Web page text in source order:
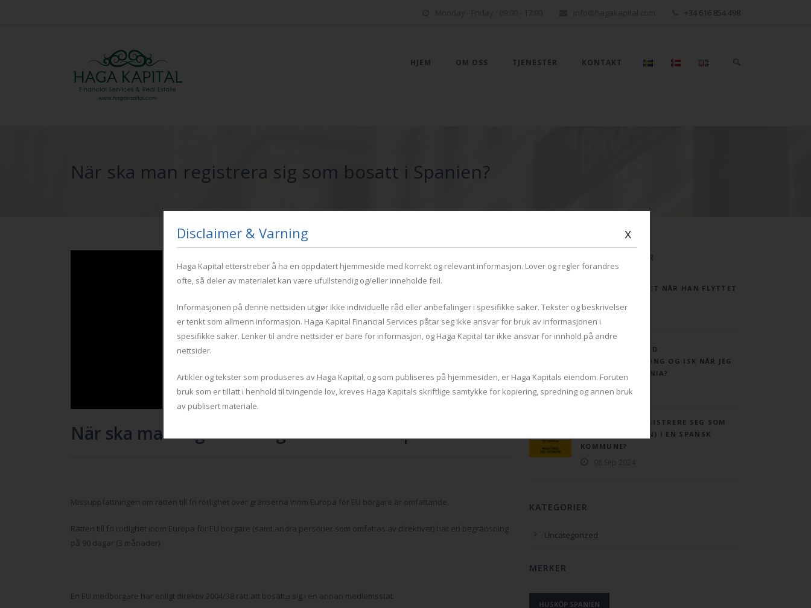
Disclaimer & Varning x
Haga Kapital etterstreber å ha en oppdatert hjemmeside med korrekt og relevant informasjon. Lover og regler forandres
ofte, så deler av materialet kan være ufullstendig og/eller inneholde feil.
Informasjonen på denne nettsiden utgjør ikke individuelle råd eller anbefalinger i spesifikke saker. Tekster og beskrivelser
er tenkt som allmenn informasjon. Haga Kapital Financial Services påtar seg ikke ansvar for bruk av informasjonen i
spesifikke saker. Lenker til andre nettsider er bare for informasjon, og Haga Kapital tar ikke ansvar for innhold på andre
nettsider.
Artikler og tekster som produseres av Haga Kapital, og som publiseres på hjemmesiden, er Haga Kapitals eiendom. Foruten
bruk som er tillatt i henhold til tvingende lov, kreves Haga Kapitals skriftlige samtykke for kopiering, spredning og annen bruk
av publisert materiale.
+34 616 854 498
HJEM OM OSS TJENESTER KONTAKT
När ska man registrera sig som bosatt i Spanien?
När ska man registrera sig som bosatt i Spanien?
Missuppfattningen om rätten till fri rörlighet över gränserna inom Europa för EU borgare är omfattande.
Rätten till fri rörlighet inom Europa för EU borgare (samt andra personer som omfattas av direktivet) har en begränsning
på 90 dagar (3 månader).
En EU medborgare har enligt direktiv 2004/38 rätt att bosätta sig i en annan medlemsstat.
POPULÆRE PUBLIKASJONER
BECKHAM-REGIMET NÅR HAN FLYTTET
HVA GJØR JEG MED
KAPITALFORSIKRING OG ISK NÅR JEG
FLYTTER TIL SPANIA?
08 Sep 2024
NÅR MÅ MAN REGISTRERE SEG SOM
BOSATT (PADRON) I EN SPANSK
KOMMUNE?
KATEGORIER
Uncategorized
MERKER
HUSKÖP SPANIEN